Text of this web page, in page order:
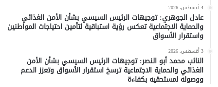
4 أغسطس، 2026
عادل الجوهري: توجيهات الرئيس السيسي بشأن الأمن الغذائي
والحماية الاجتماعية تعكس رؤية استباقية لتأمين احتياجات المواطنين
واستقرار الأسواق
3 أغسطس، 2026
النائب محمد أبو النصر: توجيهات الرئيس السيسي بشأن الأمن
الغذائي والحماية الاجتماعية ترسخ استقرار الأسواق وتعزز الدعم
ووصوله لمستحقيه بكفاءة